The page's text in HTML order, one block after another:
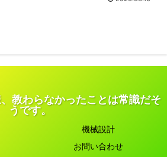
教わらなかったことは常識だそ
うです。
機械設計
お問い合わせ